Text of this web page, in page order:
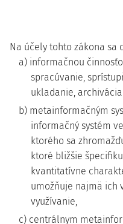
Na účely tohto zákona sa
a) informačnou
spracúvanie,
ukladanie,
b) metainformačným
informačný systém
ktorého sa
ktoré bližšie
kvantitatívne
umožňuje najmä ich
využívanie,
c) centrálnym